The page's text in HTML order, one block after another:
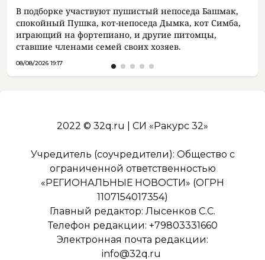
В подборке участвуют пушистый непоседа Башмак,
спокойный Пушка, кот-непоседа Дымка, кот Симба,
играющий на фортепиано, и другие питомцы,
ставшие членами семей своих хозяев.
08/08/2026 19:17
2022 © 32q.ru | СИ «Ракурс 32»
Учредитель (соучредители): Общество с
ограниченной ответственностью
«РЕГИОНАЛЬНЫЕ НОВОСТИ» (ОГРН
1107154017354)
Главный редактор: Лысенков С.С.
Телефон редакции: +79803331660
Электронная почта редакции:
info@32q.ru